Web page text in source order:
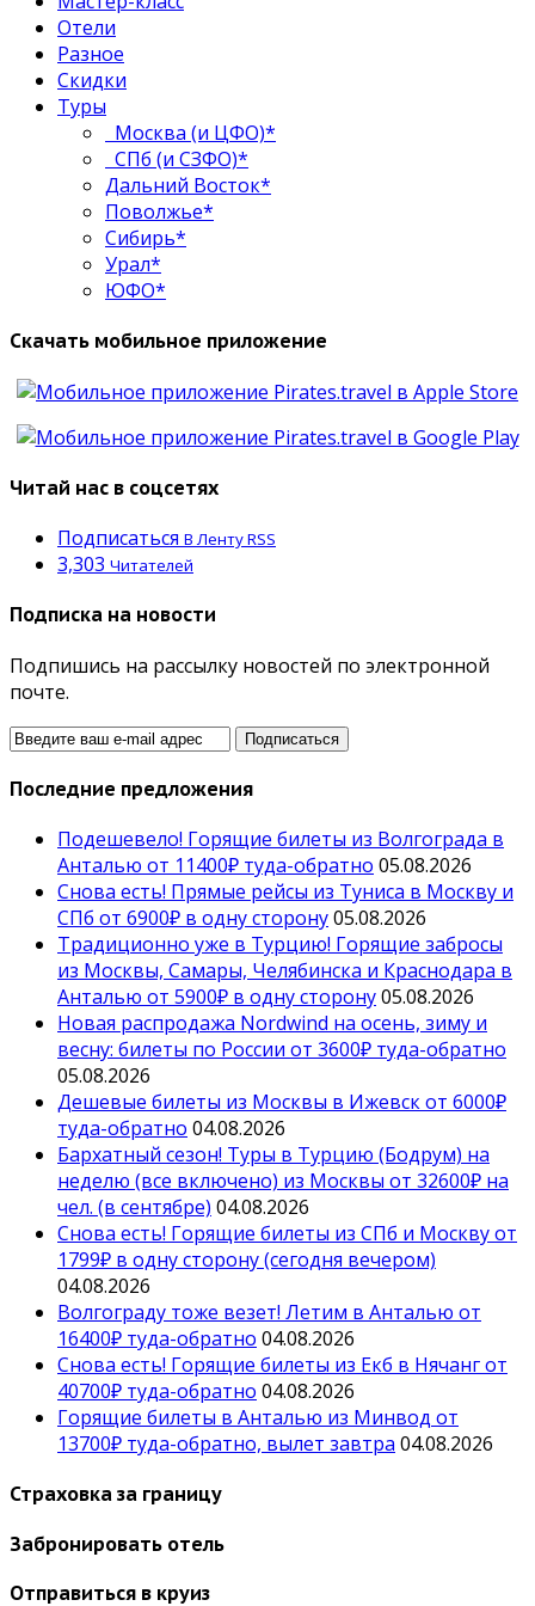
Отели
Разное
Скидки
Туры
Москва (и ЦФО)*
СПб (и СЗФО)*
Дальний Восток*
Поволжье*
Сибирь*
Урал*
ЮФО*
Скачать мобильное приложение
Читай нас в соцсетях
Подписаться В Ленту RSS
3,303 Читателей
Подписка на новости
Подпишись на рассылку новостей по электронной
почте.
Последние предложения
Подешевело! Горящие билеты из Волгограда в
Анталью от 11400₽ туда-обратно 05.08.2026
Снова есть! Прямые рейсы из Туниса в Москву и
СПб от 6900₽ в одну сторону05.08.2026
Традиционно уже в Турцию! Горящие забросы
из Москвы, Самары, Челябинска и Краснодара в
Анталью от 5900₽ в одну сторону05.08.2026
Новая распродажа Nordwind на осень, зиму и
весну: билеты по России от 3600₽ туда-обратно
05.08.2026
Дешевые билеты из Москвы в Ижевск от 6000₽
туда-обратно 04.08.2026
Бархатный сезон! Туры в Турцию (Бодрум) на
неделю (все включено) из Москвы от 32600₽ на
чел. (в сентябре) 04.08.2026
Снова есть! Горящие билеты из СПб и Москву от
1799₽ в одну сторону (сегодня вечером)
04.08.2026
Волгограду тоже везет! Летим в Анталью от
16400₽ туда-обратно 04.08.2026
Снова есть! Горящие билеты из Екб в Нячанг от
40700₽ туда-обратно 04.08.2026
Горящие билеты в Анталью из Минвод от
13700₽ туда-обратно, вылет завтра 04.08.2026
Страховка за границу
Забронировать отель
Отправиться в круиз